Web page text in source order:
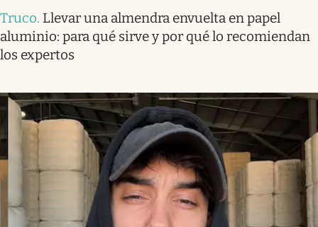
Truco. Llevar una almendra envuelta en papel
aluminio: para qué sirve y por qué lo recomiendan
los expertos